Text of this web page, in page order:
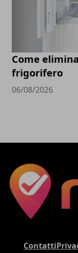
Come
frigorifero
06/08/2026
Contatti